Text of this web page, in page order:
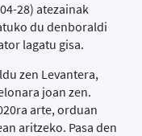
28) atezainak
du denboraldi
lagatu gisa.
zen Levantera,
joan zen.
arte, orduan
aritzeko. Pasa den